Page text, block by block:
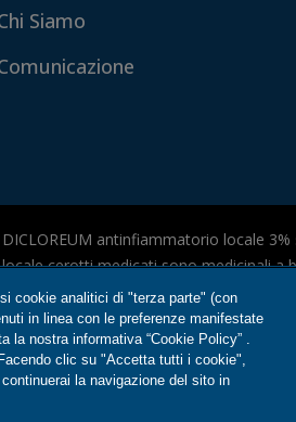
Siamo
DICLOREUM antinfiammatorio locale
locale cerotti medicati sono medicinali a
medicinale a base di ibuprofene che
foglio illustrativo. Aut. Min. del 08/01/2025.
È autorizzato dal Ministero della Salute
Antinfiammatorio locale 3% schiuma
cookie analitici di "terza parte" (con
in linea con le preferenze manifestate
la nostra informativa “Cookie Policy” .
clic su "Accetta tutti i cookie",
la navigazione del sito in